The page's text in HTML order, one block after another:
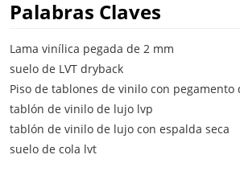
Palabras Claves
Lama vinílica pegada de 2 mm
suelo de LVT dryback
Piso de tablones de vinilo con pegamento
tablón de vinilo de lujo lvp
tablón de vinilo de lujo con espalda seca
suelo de cola lvt